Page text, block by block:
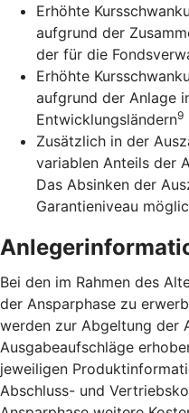
Erhöhte
aufgrund der
der für die
Erhöhte
aufgrund der Anlage
Entwicklungsländern9
Zusätzlich in der
variablen Anteils der
Das Absinken der
Garantieniveau
Bei den im Rahmen des
der Ansparphase zu
werden zur Abgeltung der
Ausgabeaufschläge
jeweiligen
Abschluss- und